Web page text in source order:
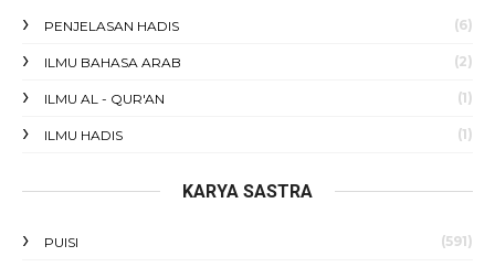
PENJELASAN HADIS (6)
ILMU BAHASA ARAB (2)
ILMU AL - QUR'AN (1)
ILMU HADIS (1)
KARYA SASTRA
PUISI (591)